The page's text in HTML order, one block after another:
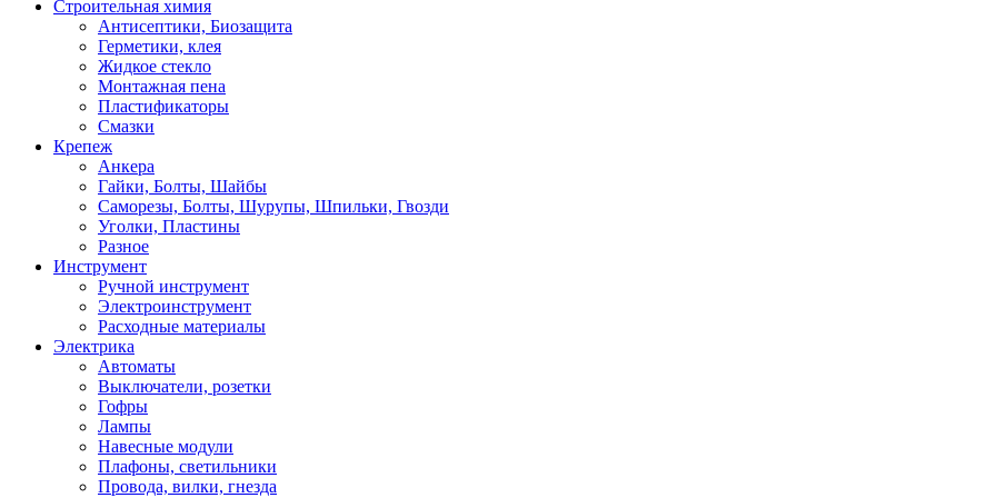
Строительная химия
Антисептики, Биозащита
Герметики, клея
Жидкое стекло
Монтажная пена
Пластификаторы
Смазки
Крепеж
Анкера
Гайки, Болты, Шайбы
Саморезы, Болты, Шурупы, Шпильки, Гвозди
Уголки, Пластины
Разное
Инструмент
Ручной инструмент
Электроинструмент
Расходные материалы
Электрика
Автоматы
Выключатели, розетки
Гофры
Лампы
Навесные модули
Плафоны, светильники
Провода, вилки, гнезда